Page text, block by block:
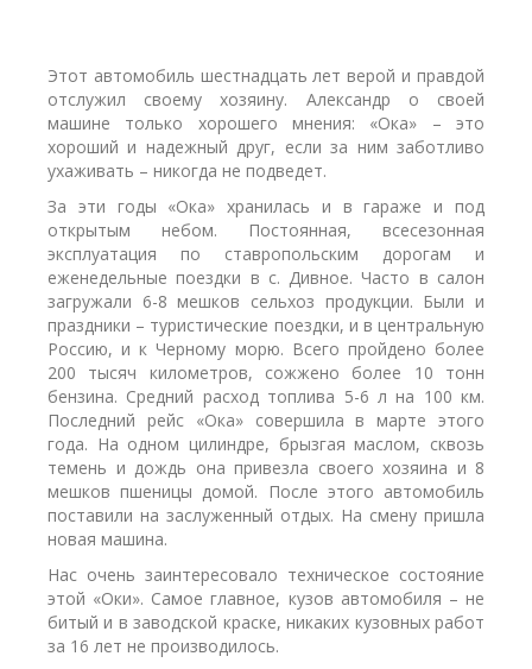
Этот автомобиль шестнадцать лет верой и правдой
отслужил своему хозяину. Александр о своей
машине только хорошего мнения: «Ока» – это
хороший и надежный друг, если за ним заботливо
ухаживать – никогда не подведет.
За эти годы «Ока» хранилась и в гараже и под
открытым небом. Постоянная, всесезонная
эксплуатация по ставропольским дорогам и
еженедельные поездки в с. Дивное. Часто в салон
загружали 6-8 мешков сельхоз продукции. Были и
праздники – туристические поездки, и в центральную
Россию, и к Черному морю. Всего пройдено более
200 тысяч километров, сожжено более 10 тонн
бензина. Средний расход топлива 5-6 л на 100 км.
Последний рейс «Ока» совершила в марте этого
года. На одном цилиндре, брызгая маслом, сквозь
темень и дождь она привезла своего хозяина и 8
мешков пшеницы домой. После этого автомобиль
поставили на заслуженный отдых. На смену пришла
новая машина.
Нас очень заинтересовало техническое состояние
этой «Оки». Самое главное, кузов автомобиля – не
битый и в заводской краске, никаких кузовных работ
за 16 лет не производилось.